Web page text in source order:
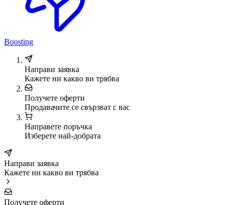
Boosting
Направи заявка
Кажете ни какво ви трябва
Получете оферти
Продавачите се свързват с вас
Направете поръчка
Изберете най-добрата
Направи заявка
Кажете ни какво ви трябва
Получете оферти